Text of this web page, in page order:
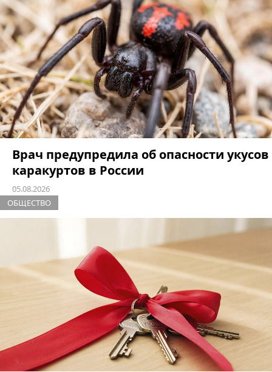
Врач предупредила об опасности укусов
каракуртов в России
05.08.2026
ОБЩЕСТВО